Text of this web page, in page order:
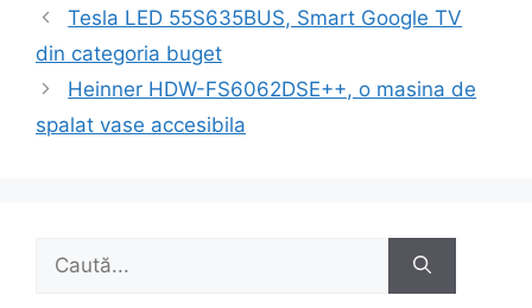
Navigare
în
Tesla LED 55S635BUS, Smart Google TV
din categoria buget
Heinner HDW-FS6062DSE++, o masina de
spalat vase accesibila
Caută